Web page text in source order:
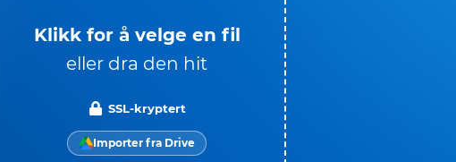
Klikk for å velge en fil
eller dra den hit
SSL-kryptert
Importer fra Drive